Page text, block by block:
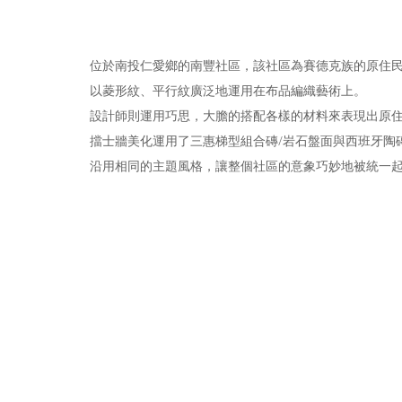
位於南投仁愛鄉的南豐社區，該社區為賽德克族的原住
以菱形紋、平行紋廣泛地運用在布品編織藝術上。
設計師則運用巧思，大膽的搭配各樣的材料來表現出原
擋士牆美化運用了三惠梯型組合磚/岩石盤面與西班牙陶
沿用相同的主題風格，讓整個社區的意象巧妙地被統一